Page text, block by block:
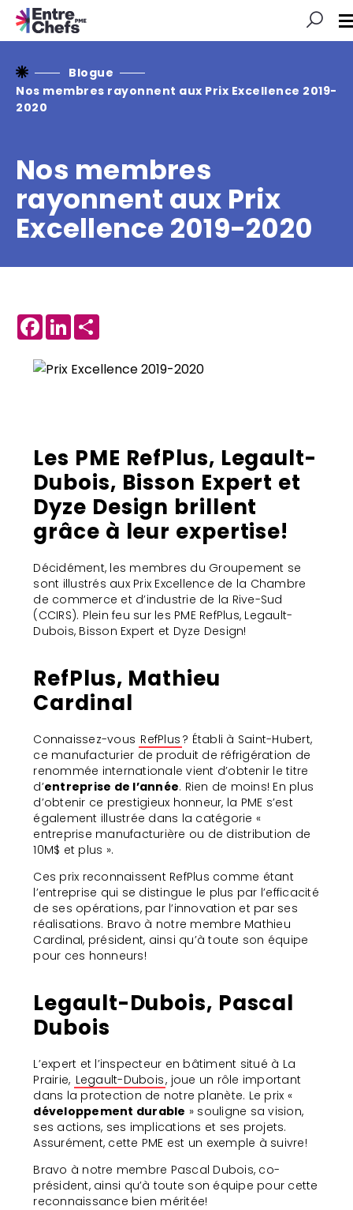
Blogue
Nos membres rayonnent aux Prix Excellence 2019-
2020
Nos membres
rayonnent aux Prix
Excellence 2019-2020
Facebook
LinkedIn
Les PME RefPlus, Legault-
Dubois, Bisson Expert et
Dyze Design brillent
grâce à leur expertise!
Décidément, les membres du Groupement se
sont illustrés aux Prix Excellence de la Chambre
de commerce et d’industrie de la Rive-Sud
(CCIRS). Plein feu sur les PME RefPlus, Legault-
Dubois, Bisson Expert et Dyze Design!
RefPlus, Mathieu
Cardinal
Connaissez-vous RefPlus ? Établi à Saint-Hubert,
ce manufacturier de produit de réfrigération de
renommée internationale vient d’obtenir le titre
d’entreprise de l’année. Rien de moins! En plus
d’obtenir ce prestigieux honneur, la PME s’est
également illustrée dans la catégorie «
entreprise manufacturière ou de distribution de
10M$ et plus ».
Ces prix reconnaissent RefPlus comme étant
l’entreprise qui se distingue le plus par l’efficacité
de ses opérations, par l’innovation et par ses
réalisations. Bravo à notre membre Mathieu
Cardinal, président, ainsi qu’à toute son équipe
pour ces honneurs!
Legault-Dubois, Pascal
Dubois
L’expert et l’inspecteur en bâtiment situé à La
Prairie, Legault-Dubois, joue un rôle important
dans la protection de notre planète. Le prix «
développement durable » souligne sa vision,
ses actions, ses implications et ses projets.
Assurément, cette PME est un exemple à suivre!
Bravo à notre membre Pascal Dubois, co-
président, ainsi qu’à toute son équipe pour cette
reconnaissance bien méritée!